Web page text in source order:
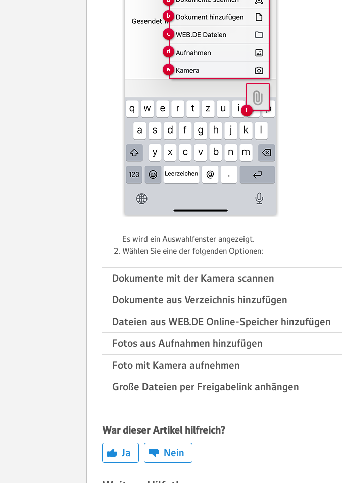
Es wird ein Auswahlfenster angezeigt.
Wählen Sie eine der folgenden Optionen:
Dokumente mit der Kamera scannen
Dokumente aus Verzeichnis hinzufügen
Dateien aus WEB.DE Online-Speicher hinzufügen
Fotos aus Aufnahmen hinzufügen
Foto mit Kamera aufnehmen
Große Dateien per Freigabelink anhängen
War dieser Artikel hilfreich?
Ja
Nein